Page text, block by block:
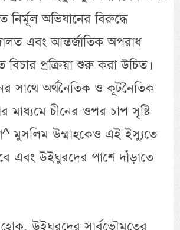
অভিযানের বিরুদ্ধে
এবং আন্তর্জাতিক অপরাধ
প্রক্রিয়া শুরু করা উচিত।
সাথে অর্থনৈতিক ও কূটনৈতিক
মাধ্যমে চীনের ওপর চাপ সৃষ্টি
মুসলিম উম্মাহকেও এই ইস্যুতে
এবং উইঘুরদের পাশে দাঁড়াতে